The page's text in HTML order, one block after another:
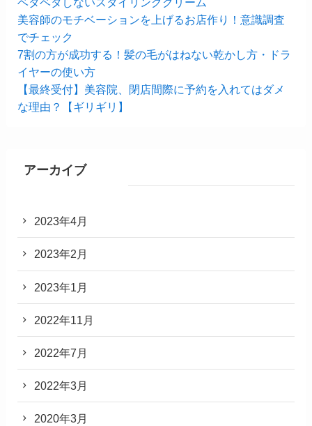
美容師のモチベーションを上げるお店作り！意識調査
でチェック
7割の方が成功する！髪の毛がはねない乾かし方・ドラ
イヤーの使い方
【最終受付】美容院、閉店間際に予約を入れてはダメ
な理由？【ギリギリ】
アーカイブ
2023年4月
2023年2月
2023年1月
2022年11月
2022年7月
2022年3月
2020年3月